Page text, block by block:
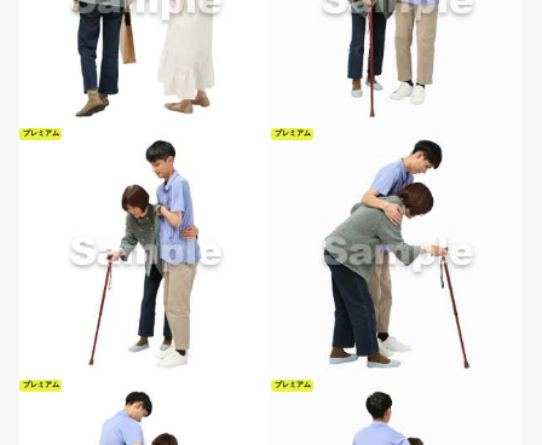
プレミアム プレミアム
プレミアム プレミアム